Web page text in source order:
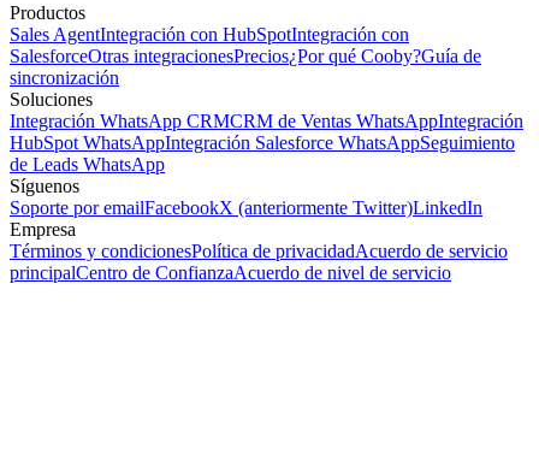
Productos
Sales AgentIntegración con HubSpotIntegración con
SalesforceOtras integracionesPrecios¿Por qué Cooby?Guía de
sincronización
Soluciones
Integración WhatsApp CRMCRM de Ventas WhatsAppIntegración
HubSpot WhatsAppIntegración Salesforce WhatsAppSeguimiento
de Leads WhatsApp
Síguenos
Soporte por emailFacebookX (anteriormente Twitter)LinkedIn
Empresa
Términos y condicionesPolítica de privacidadAcuerdo de servicio
principalCentro de ConfianzaAcuerdo de nivel de servicio